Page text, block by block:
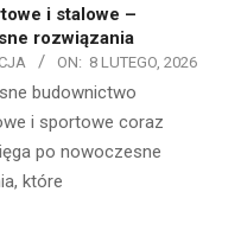
i stalowe –
rozwiązania
ON: 8 LUTEGO, 2026
budownictwo
i sportowe coraz
po nowoczesne
które